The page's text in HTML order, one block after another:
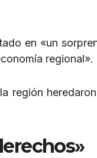
en «un
regional».
región